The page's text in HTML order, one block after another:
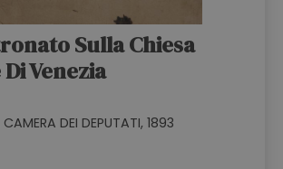
Sulla Chiesa
Venezia
DEI DEPUTATI, 1893